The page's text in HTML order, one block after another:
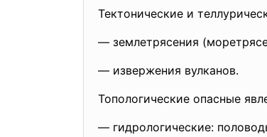
Тектонические и
— землетрясения
— извержения вулканов.
Топологические опасные
— гидрологические: